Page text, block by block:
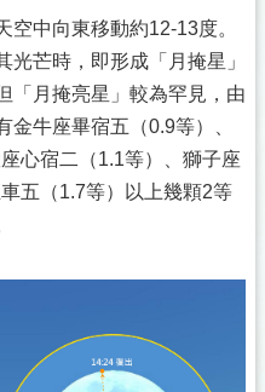
空中向東移動約12-13度。
芒時，即形成「月掩星」
「月掩亮星」較為罕見，由
牛座畢宿五（0.9等）、
心宿二（1.1等）、獅子座
五（1.7等）以上幾顆2等